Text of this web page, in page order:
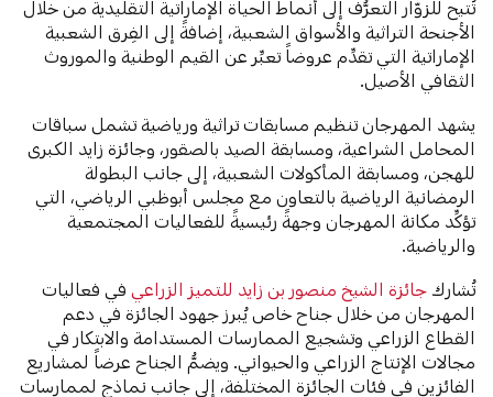
تُتيح للزوّار التعرُّف إلى أنماط الحياة الإماراتية التقليدية من خلال
الأجنحة التراثية والأسواق الشعبية، إضافةً إلى الفِرق الشعبية
الإماراتية التي تقدِّم عروضاً تعبِّر عن القيم الوطنية والموروث
الثقافي الأصيل.
يشهد المهرجان تنظيم مسابقات تراثية ورياضية تشمل سباقات
المحامل الشراعية، ومسابقة الصيد بالصقور، وجائزة زايد الكبرى
للهجن، ومسابقة المأكولات الشعبية، إلى جانب البطولة
الرمضانية الرياضية بالتعاون مع مجلس أبوظبي الرياضي، التي
تؤكِّد مكانة المهرجان وجهةً رئيسيةً للفعاليات المجتمعية
والرياضية.
تُشارك جائزة الشيخ منصور بن زايد للتميز الزراعي في فعاليات
المهرجان من خلال جناح خاص يُبرز جهود الجائزة في دعم
القطاع الزراعي وتشجيع الممارسات المستدامة والابتكار في
مجالات الإنتاج الزراعي والحيواني. ويضمُّ الجناح عرضاً لمشاريع
الفائزين في فئات الجائزة المختلفة، إلى جانب نماذج لممارسات